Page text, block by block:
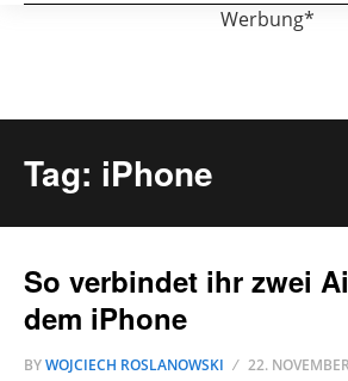
Werbung*
Tag: iPhone
So verbindet ihr zwei
dem iPhone
BYWOJCIECH ROSLANOWSKI 22.